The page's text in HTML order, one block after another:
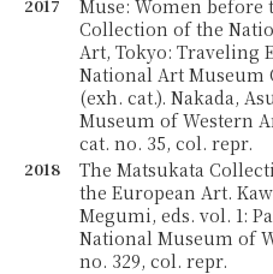
2017
Muse: Women before
Collection of the
Art, Tokyo: Traveling
National Art Museum
(exh. cat.). Nakada,
Museum of Western
cat. no. 35, col. repr.
2018
The Matsukata
the European Art.
Megumi, eds. vol. 1:
National Museum of
no. 329, col. repr.